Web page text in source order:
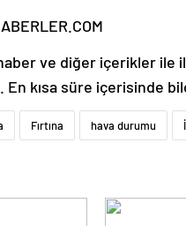
ve diğer içerikler
kısa süre içerisinde
Fırtına hava durumu